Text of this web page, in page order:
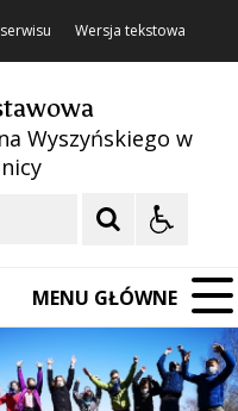
Wersja tekstowa
Wyszyńskiego w
MENU GŁÓWNE